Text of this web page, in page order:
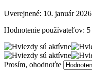
Uverejnené: 10. január 2026
Hodnotenie používateľov: 5
Prosím, ohodnoťte